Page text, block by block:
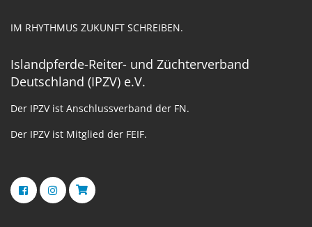
IM RHYTHMUS ZUKUNFT SCHREIBEN.
Islandpferde-Reiter- und Züchterverband
Deutschland (IPZV) e.V.
Der IPZV ist Anschlussverband der FN.
Der IPZV ist Mitglied der FEIF.